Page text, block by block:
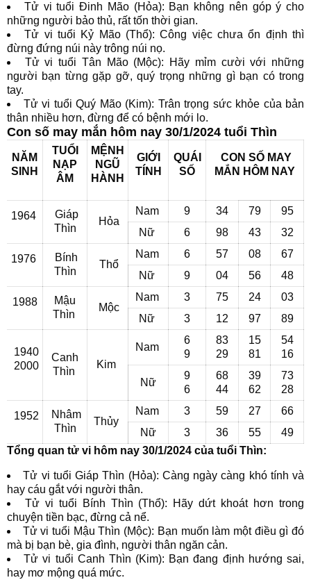
Tử vi tuổi Đinh Mão (Hỏa): Bạn không nên góp ý cho
những người bảo thủ, rất tốn thời gian.
Tử vi tuổi Kỷ Mão (Thổ): Công việc chưa ổn định thì
đừng đứng núi này trông núi nọ.
Tử vi tuổi Tân Mão (Mộc): Hãy mỉm cười với những
người bạn từng gặp gỡ, quý trọng những gì bạn có trong
tay.
Tử vi tuổi Quý Mão (Kim): Trân trọng sức khỏe của bản
thân nhiều hơn, đừng để có bệnh mới lo.
Con số may mắn hôm nay 30/1/2024 tuổi Thìn
NĂM
SINH
TUỔI
NẠP
ÂM
MỆNH
NGŨ
HÀNH
GIỚI
TÍNH
QUÁI
SỐ
CON SỐ MAY
MẮN HÔM NAY
1964
Giáp
Thìn
Hỏa
Nam 9 34 79
95
Nữ
6 98 43 32
1976
Bính
Thìn
Thổ
Nam 6 57 08
67
Nữ
9 04 56 48
1988
Mậu
Thìn
Mộc
Nam 3 75 24
03
Nữ
3 12 97 89
1940
2000
Canh
Thìn
Kim
Nam
6
9
83
29
15
81
54
16
Nữ
9
6
68
44
39
62
73
28
1952
Nhâm
Thìn
Thủy
Nam 3 59 27
66
Nữ
3 36 55
49
Tổng quan tử vi hôm nay 30/1/2024 của tuổi Thìn:
Tử vi tuổi Giáp Thìn (Hỏa): Càng ngày càng khó tính và
hay cáu gắt với người thân.
Tử vi tuổi Bính Thìn (Thổ): Hãy dứt khoát hơn trong
chuyện tiền bạc, đừng cả nể.
Tử vi tuổi Mậu Thìn (Mộc): Bạn muốn làm một điều gì đó
mà bị bạn bè, gia đình, người thân ngăn cản.
Tử vi tuổi Canh Thìn (Kim): Bạn đang định hướng sai,
hay mơ mộng quá mức.